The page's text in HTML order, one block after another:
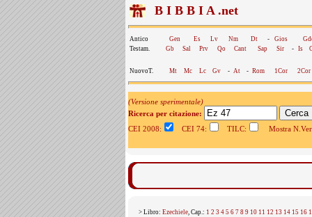
B I B B I A .net
Antico Gen Es Lv Nm Dt - Gios
Testam.
Gb Sal Prv Qo Cant Sap Sir - Is
NuovoT. Mt Mc Lc Gv - At - Rom 1Cor 2Cor
(Versione sperimentale)
Ricerca per citazione:
CEI 2008:
CEI 74: TILC: Mostra
> Libro: Ezechiele, Cap.: 1 2 3 4 5 6 7 8 9 10 11 12 13 14 15 16